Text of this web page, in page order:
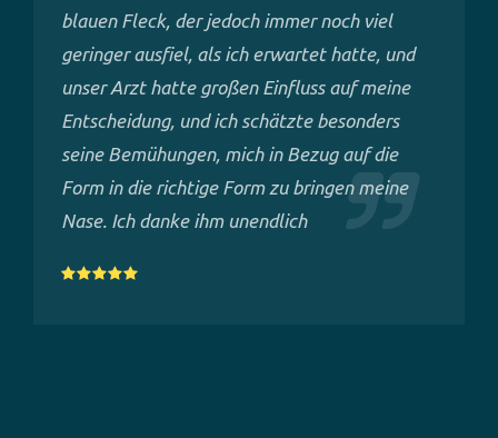
blauen Fleck, der jedoch immer noch viel
geringer ausfiel, als ich erwartet hatte, und
unser Arzt hatte großen Einfluss auf meine
Entscheidung, und ich schätzte besonders
seine Bemühungen, mich in Bezug auf die
Form in die richtige Form zu bringen meine
Nase. Ich danke ihm unendlich